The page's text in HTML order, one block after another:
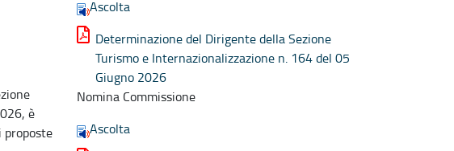
è
proposte
Ascolta
Determinazione del Dirigente della Sezione
Turismo e Internazionalizzazione n. 164 del 05
Giugno 2026
Nomina Commissione
Ascolta